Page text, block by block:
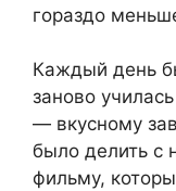
гораздо
Каждый день
заново
— вкусному
было делить с
фильму,